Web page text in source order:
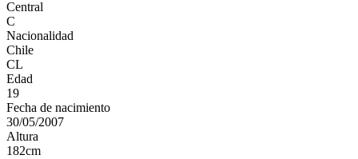
Central
C
Nacionalidad
Chile
CL
Edad
19
Fecha de nacimiento
30/05/2007
Altura
182cm